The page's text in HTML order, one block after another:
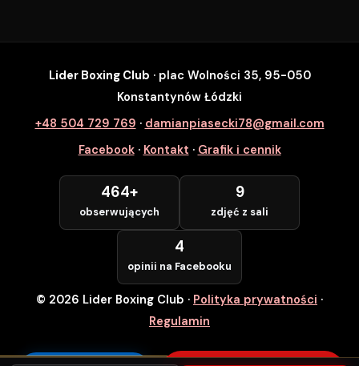
SZYBKI ZAPIS
Zapisz się na wybrane zajęcia
Numer Telefonu *
POTWIERDZAM — WCHODZĘ ZA
DARMO
Lider Boxing Club · plac Wolności 35, 95-050
Konstantynów Łódzki
+48 504 729 769 · damianpiasecki78@gmail.com
Facebook· Kontakt · Grafik i cennik
464+
obserwujących
9
zdjęć z sali
4
opinii na Facebooku
© 2026 Lider Boxing Club · Polityka prywatności ·
Regulamin